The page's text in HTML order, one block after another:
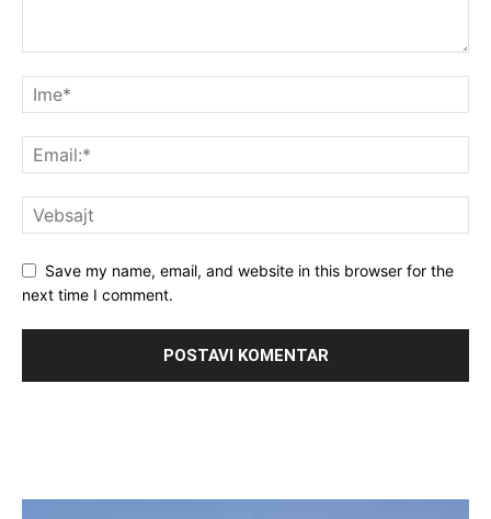
Save my name, email, and website in this browser for the
next time I comment.